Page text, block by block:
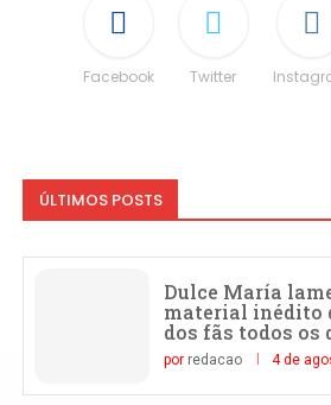
Facebook Twitter
ÚLTIMOS POSTS
Dulce María
material inédito
dos fãs todos os
por redacao 4 de